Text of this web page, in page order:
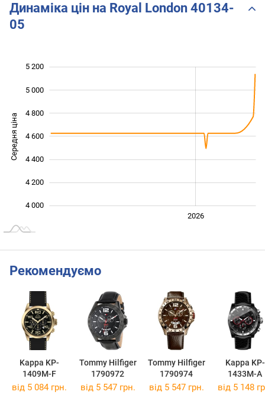
Динаміка цін на Royal London 40134-
05
Середня ціна 4 000
4 000
4 200
4 400
4 600
4 800
5 000
5 200
2026
Рекомендуємо
Kappa KP-
1409M-F
Tommy Hilfiger
1790972
Tommy Hilfiger
1790974
Kappa KP-
1433M-A
від 5 084 грн. від 5 547 грн. від 5 547 грн. від 5 148